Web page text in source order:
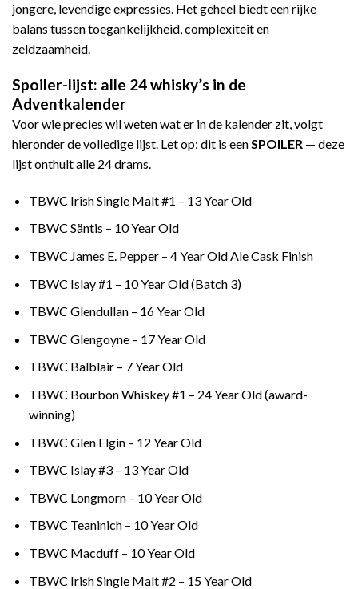
jongere, levendige expressies. Het geheel biedt een rijke
balans tussen toegankelijkheid, complexiteit en
zeldzaamheid.
Spoiler-lijst: alle 24 whisky’s in de
Adventkalender
Voor wie precies wil weten wat er in de kalender zit, volgt
hieronder de volledige lijst. Let op: dit is eenSPOILER — deze
lijst onthult alle 24 drams.
TBWC Irish Single Malt #1 – 13 Year Old
TBWC Säntis – 10 Year Old
TBWC James E. Pepper – 4 Year Old Ale Cask Finish
TBWC Islay #1 – 10 Year Old (Batch 3)
TBWC Glendullan – 16 Year Old
TBWC Glengoyne – 17 Year Old
TBWC Balblair – 7 Year Old
TBWC Bourbon Whiskey #1 – 24 Year Old (award-
winning)
TBWC Glen Elgin – 12 Year Old
TBWC Islay #3 – 13 Year Old
TBWC Longmorn – 10 Year Old
TBWC Teaninich – 10 Year Old
TBWC Macduff – 10 Year Old
TBWC Irish Single Malt #2 – 15 Year Old